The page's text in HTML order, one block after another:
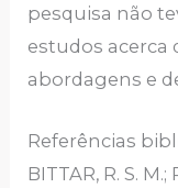
pesquisa não
estudos acerca
abordagens e
Referências
BITTAR, R. S. M.;